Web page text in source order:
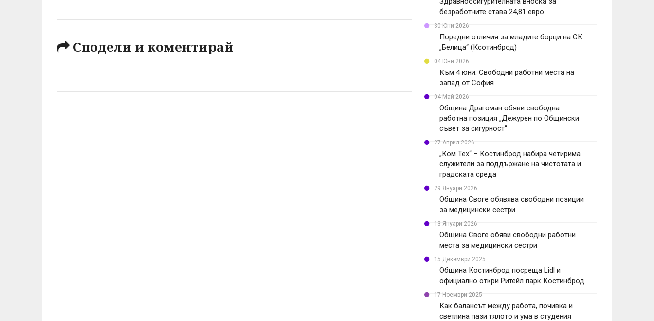
Сподели и коментирай
безработните става 24,81 евро
30 Юни 2026
Поредни отличия за младите борци на СК
„Белица“ (Ксотинброд)
04 Юни 2026
Към 4 юни: Свободни работни места на
запад от София
04 Май 2026
Община Драгоман обяви свободна
работна позиция „Дежурен по Общински
съвет за сигурност“
27 Април 2026
„Ком Тех“ – Костинброд набира четирима
служители за поддържане на чистотата и
градската среда
29 Януари 2026
Община Своге обявява свободни позиции
за медицински сестри
13 Януари 2026
Община Своге обяви свободни работни
места за медицински сестри
15 Декември 2025
Община Костинброд посреща Lidl и
официално откри Ритейл парк Костинброд
17 Ноември 2025
Как балансът между работа, почивка и
светлина пази тялото и ума в студения